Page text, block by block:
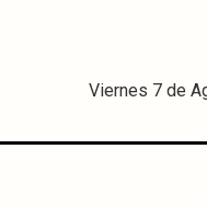
Viernes 7 de